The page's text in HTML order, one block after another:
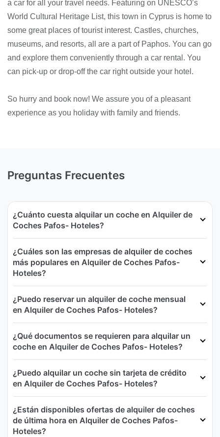
a car for all your travel needs. Featuring on UNESCO’s
World Cultural Heritage List, this town in Cyprus is home to
some great places of tourist interest. Castles, churches,
museums, and resorts, all are a part of Paphos. You can go
and explore them conveniently through a car rental. You
can pick-up or drop-off the car right outside your hotel.
So hurry and book now! We assure you of a pleasant
experience as you holiday with family and friends.
Preguntas Frecuentes
¿Cuánto cuesta alquilar un coche en Alquiler de
Coches Pafos- Hoteles?
¿Cuáles son las empresas de alquiler de coches
más populares en Alquiler de Coches Pafos-
Hoteles?
¿Puedo reservar un alquiler de coche mensual
en Alquiler de Coches Pafos- Hoteles?
¿Qué documentos se requieren para alquilar un
coche en Alquiler de Coches Pafos- Hoteles?
¿Puedo alquilar un coche sin tarjeta de crédito
en Alquiler de Coches Pafos- Hoteles?
¿Están disponibles ofertas de alquiler de coches
de última hora en Alquiler de Coches Pafos-
Hoteles?